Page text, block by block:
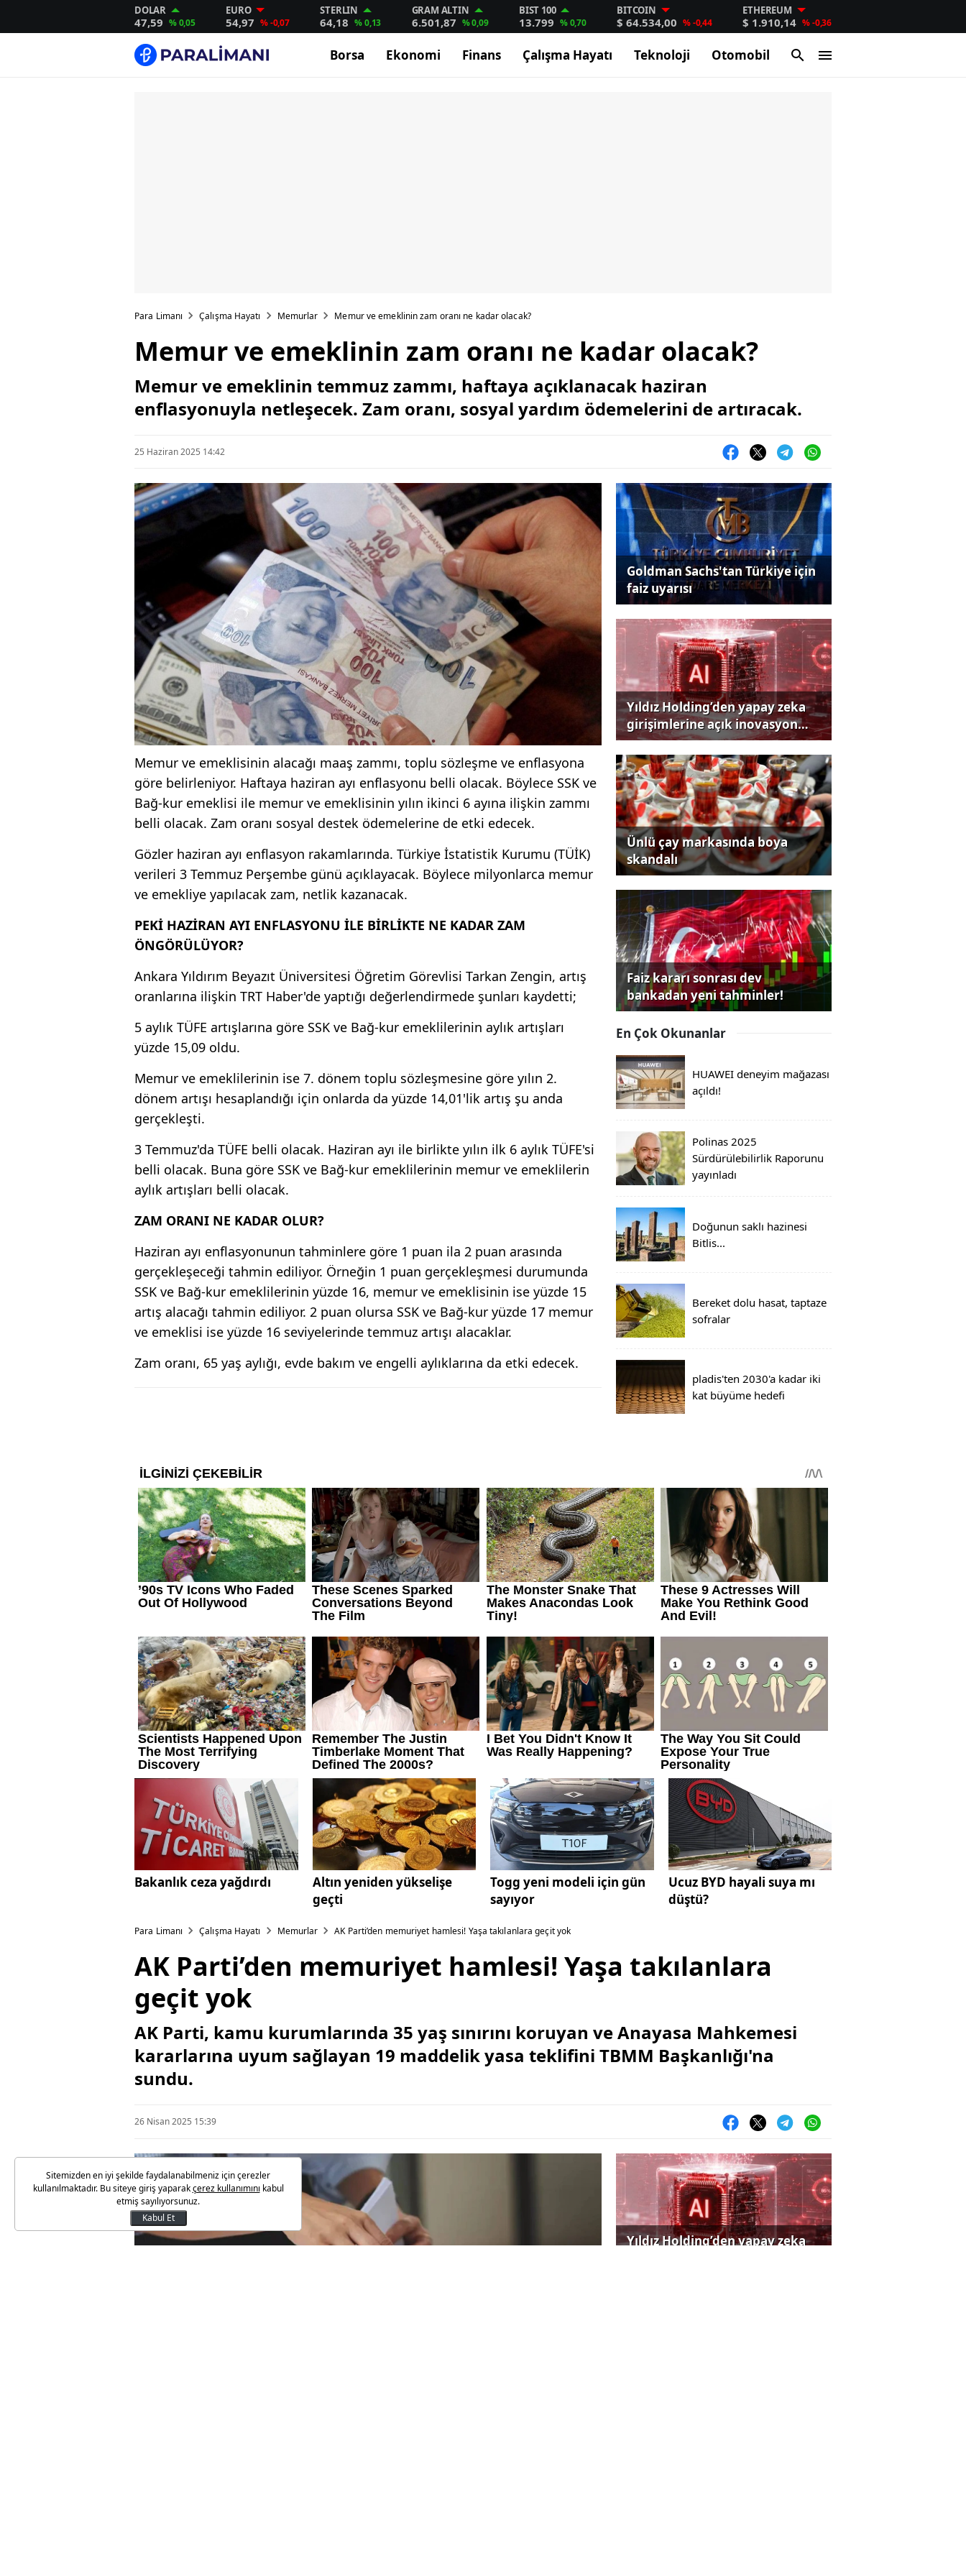
DOLAR
47,59 % 0,05
EURO
54,97 % -0,07
STERLIN
64,18 % 0,13
GRAM ALTIN
6.501,87 % 0,09
BIST 100
13.799 % 0,70
BITCOIN
$ 64.534,00 % -0,44
ETHEREUM
$ 1.910,14 % -0,36
Borsa Ekonomi Finans Çalışma Hayatı Teknoloji Otomobil
Para Limanı Çalışma Hayatı Memurlar Memur ve emeklinin zam oranı ne kadar olacak?
Memur ve emeklinin zam oranı ne kadar olacak?
Memur ve emeklinin temmuz zammı, haftaya açıklanacak haziran
enflasyonuyla netleşecek. Zam oranı, sosyal yardım ödemelerini de artıracak.
25 Haziran 2025 14:42
Memur ve emeklisinin alacağı maaş zammı, toplu sözleşme ve enflasyona
göre belirleniyor. Haftaya haziran ayı enflasyonu belli olacak. Böylece SSK ve
Bağ-kur emeklisi ile memur ve emeklisinin yılın ikinci 6 ayına ilişkin zammı
belli olacak. Zam oranı sosyal destek ödemelerine de etki edecek.
Gözler haziran ayı enflasyon rakamlarında. Türkiye İstatistik Kurumu (TÜİK)
verileri 3 Temmuz Perşembe günü açıklayacak. Böylece milyonlarca memur
ve emekliye yapılacak zam, netlik kazanacak.
PEKİ HAZİRAN AYI ENFLASYONU İLE BİRLİKTE NE KADAR ZAM
ÖNGÖRÜLÜYOR?
Ankara Yıldırım Beyazıt Üniversitesi Öğretim Görevlisi Tarkan Zengin, artış
oranlarına ilişkin TRT Haber'de yaptığı değerlendirmede şunları kaydetti;
5 aylık TÜFE artışlarına göre SSK ve Bağ-kur emeklilerinin aylık artışları
yüzde 15,09 oldu.
Memur ve emeklilerinin ise 7. dönem toplu sözleşmesine göre yılın 2.
dönem artışı hesaplandığı için onlarda da yüzde 14,01'lik artış şu anda
gerçekleşti.
3 Temmuz'da TÜFE belli olacak. Haziran ayı ile birlikte yılın ilk 6 aylık TÜFE'si
belli olacak. Buna göre SSK ve Bağ-kur emeklilerinin memur ve emeklilerin
aylık artışları belli olacak.
ZAM ORANI NE KADAR OLUR?
Haziran ayı enflasyonunun tahminlere göre 1 puan ila 2 puan arasında
gerçekleşeceği tahmin ediliyor. Örneğin 1 puan gerçekleşmesi durumunda
SSK ve Bağ-kur emeklilerinin yüzde 16, memur ve emeklisinin ise yüzde 15
artış alacağı tahmin ediliyor. 2 puan olursa SSK ve Bağ-kur yüzde 17 memur
ve emeklisi ise yüzde 16 seviyelerinde temmuz artışı alacaklar.
Zam oranı, 65 yaş aylığı, evde bakım ve engelli aylıklarına da etki edecek.
Goldman Sachs'tan Türkiye için
faiz uyarısı
Yıldız Holding’den yapay zeka
girişimlerine açık inovasyon
çağrısı
Ünlü çay markasında boya
skandalı
Faiz kararı sonrası dev
bankadan yeni tahminler!
En Çok Okunanlar
HUAWEI deneyim mağazası
açıldı!
Polinas 2025
Sürdürülebilirlik Raporunu
yayınladı
Doğunun saklı hazinesi
Bitlis...
Bereket dolu hasat, taptaze
sofralar
pladis'ten 2030'a kadar iki
kat büyüme hedefi
Bakanlık ceza yağdırdı
Altın yeniden yükselişe
geçti
Togg yeni modeli için gün
sayıyor
Ucuz BYD hayali suya mı
düştü?
Para Limanı Çalışma Hayatı Memurlar AK Parti’den memuriyet hamlesi! Yaşa takılanlara geçit yok
AK Parti’den memuriyet hamlesi! Yaşa takılanlara
geçit yok
AK Parti, kamu kurumlarında 35 yaş sınırını koruyan ve Anayasa Mahkemesi
kararlarına uyum sağlayan 19 maddelik yasa teklifini TBMM Başkanlığı'na
sundu.
26 Nisan 2025 15:39
Yıldız Holding’den yapay zeka
Sitemizden en iyi şekilde faydalanabilmeniz için çerezler
kullanılmaktadır. Bu siteye giriş yaparakçerez kullanımını kabul
etmiş sayılıyorsunuz.
Kabul Et